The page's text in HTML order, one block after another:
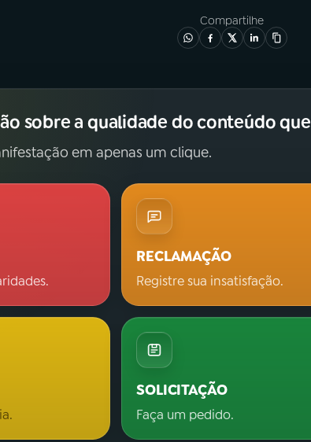
Compartilhe
sobre a qualidade do conteúdo
em apenas um clique.
RECLAMAÇÃO
Registre sua insatisfação.
SOLICITAÇÃO
Faça um pedido.